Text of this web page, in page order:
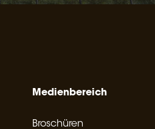
Medienbereich
Broschüren